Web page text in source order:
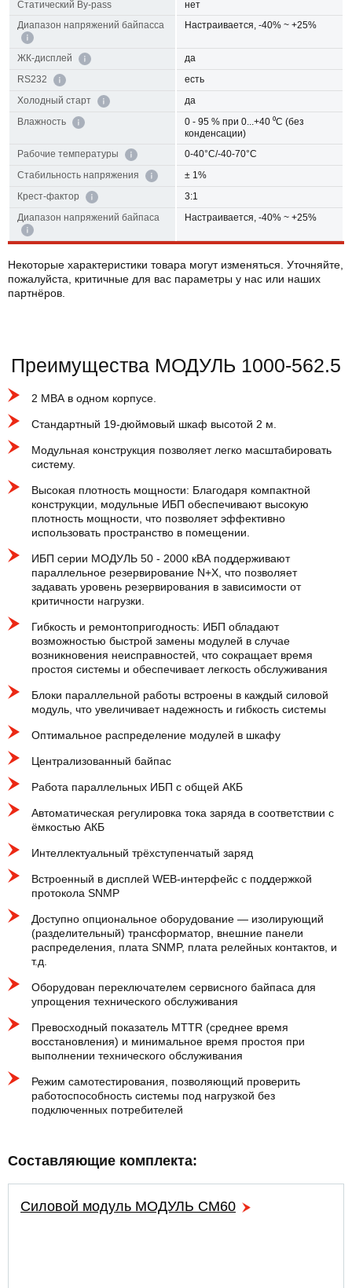
Статический By-pass
нет
Диапазон напряжений байпасса
Настраивается, -40% ~ +25%
ЖК-дисплей
да
RS232
есть
Холодный старт
да
Влажность
0 - 95 % при 0...+40 ⁰С (без
конденсации)
Рабочие температуры
0-40°C/-40-70°C
Cтабильность напряжения
± 1%
Крест-фактор
3:1
Диапазон напряжений байпаса
Настраивается, -40% ~ +25%
Некоторые характеристики товара могут изменяться. Уточняйте,
пожалуйста, критичные для вас параметры у нас или наших
партнёров.
Преимущества МОДУЛЬ 1000-562.5
2 МВА в одном корпусе.
Стандартный 19-дюймовый шкаф высотой 2 м.
Модульная конструкция позволяет легко масштабировать
систему.
Высокая плотность мощности: Благодаря компактной
конструкции, модульные ИБП обеспечивают высокую
плотность мощности, что позволяет эффективно
использовать пространство в помещении.
ИБП серии МОДУЛЬ 50 - 2000 кВА поддерживают
параллельное резервирование N+X, что позволяет
задавать уровень резервирования в зависимости от
критичности нагрузки.
Гибкость и ремонтопригодность: ИБП обладают
возможностью быстрой замены модулей в случае
возникновения неисправностей, что сокращает время
простоя системы и обеспечивает легкость обслуживания
Блоки параллельной работы встроены в каждый силовой
модуль, что увеличивает надежность и гибкость системы
Оптимальное распределение модулей в шкафу
Централизованный байпас
Работа параллельных ИБП с общей АКБ
Автоматическая регулировка тока заряда в соответствии с
ёмкостью АКБ
Интеллектуальный трёхступенчатый заряд
Встроенный в дисплей WEB-интерфейс с поддержкой
протокола SNMP
Доступно опциональное оборудование — изолирующий
(разделительный) трансформатор, внешние панели
распределения, плата SNMP, плата релейных контактов, и
т.д.
Оборудован переключателем сервисного байпаса для
упрощения технического обслуживания
Превосходный показатель MTTR (среднее время
восстановления) и минимальное время простоя при
выполнении технического обслуживания
Режим самотестирования, позволяющий проверить
работоспособность системы под нагрузкой без
подключенных потребителей
Составляющие комплекта:
Силовой модуль МОДУЛЬ СМ60